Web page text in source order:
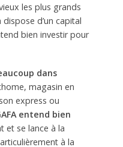
les plus grands
d’un capital
bien investir pour
dans
magasin en
express ou
entend bien
et se lance à la
à la